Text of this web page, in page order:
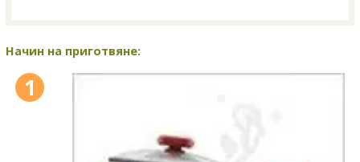
Начин на приготвяне:
1